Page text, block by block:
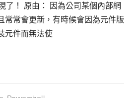
了！ 原由： 因為公司某個內部網
常常會更新，有時候會因為元件版
元件而無法使